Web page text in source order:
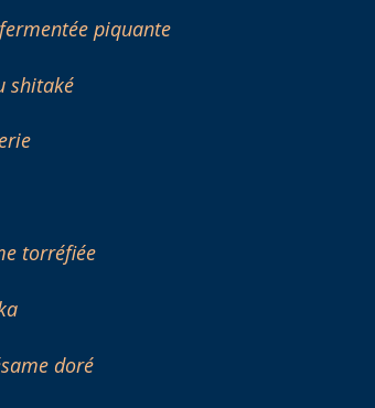
piquante
shitaké
torréfiée
doré